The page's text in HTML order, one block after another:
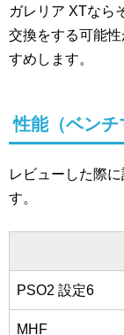
ガレリア XTなら
交換をする可能
すめします。
性能（ベン
レビューした際
す。
PSO2 設定6
MHF